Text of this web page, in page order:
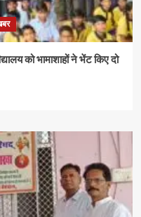
को भामाशाहों ने भेंट किए दो